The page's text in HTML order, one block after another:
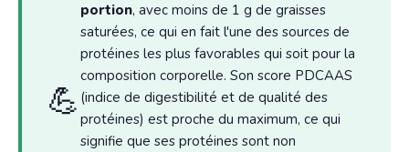
💪
portion, avec moins de 1 g de graisses
saturées, ce qui en fait l'une des sources de
protéines les plus favorables qui soit pour la
composition corporelle. Son score PDCAAS
(indice de digestibilité et de qualité des
protéines) est proche du maximum, ce qui
signifie que ses protéines sont non